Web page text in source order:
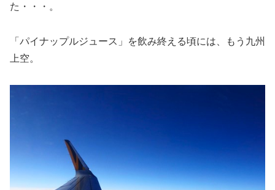
た・・・。
「パイナップルジュース」を飲み終える頃には、もう九州
上空。